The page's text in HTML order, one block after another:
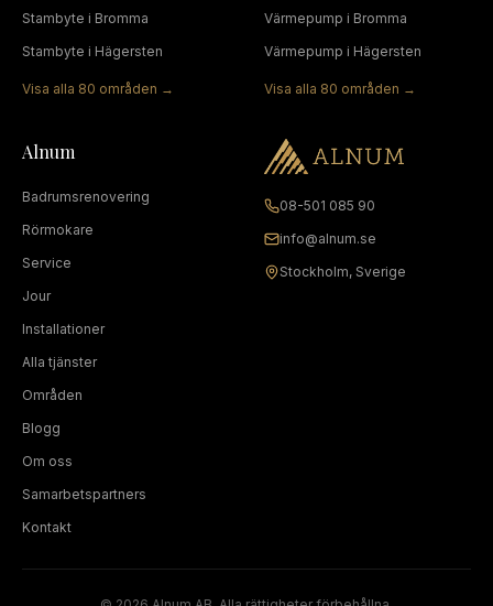
Stambyte i Bromma
Stambyte i Hägersten
Visa alla 80 områden →
Värmepump i Bromma
Värmepump i Hägersten
Visa alla 80 områden →
Alnum
Badrumsrenovering
Rörmokare
Service
Jour
Installationer
Alla tjänster
Områden
Blogg
Om oss
Samarbetspartners
Kontakt
08-501 085 90
info@alnum.se
Stockholm, Sverige